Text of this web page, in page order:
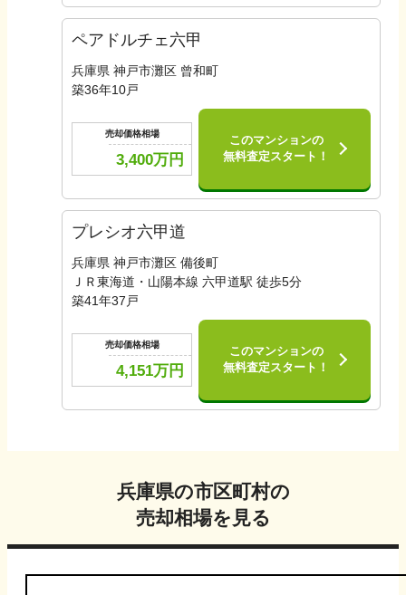
ペアドルチェ六甲
兵庫県 神戸市灘区 曾和町
築36年10戸
売却価格相場
3,400万円
このマンションの
無料査定スタート！
プレシオ六甲道
兵庫県 神戸市灘区 備後町
ＪＲ東海道・山陽本線 六甲道駅 徒歩5分
築41年37 戸
売却価格相場
4,151万円
このマンションの
無料査定スタート！
兵庫県の市区町村の
売却相場を見る